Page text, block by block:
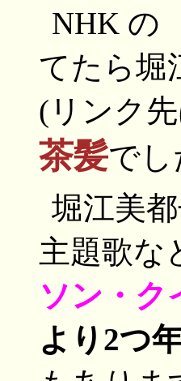
NHK の
てたら堀
(リンク
茶髪でし
堀江美
主題歌な
ソン・ク
より2つ